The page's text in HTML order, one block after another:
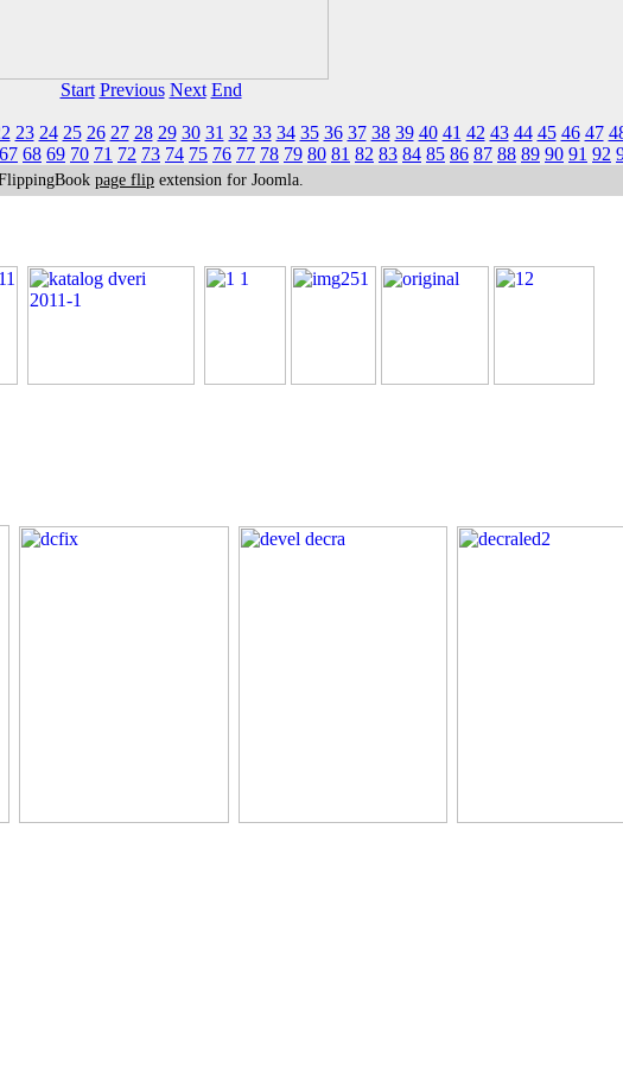
Start Previous Next End
23 24 25 26 27 28 29 30 31 32 33 34 35 36 37 38 39 40 41 42 43 44 45 46 47
67 68 69 70 71 72 73 74 75 76 77 78 79 80 81 82 83 84 85 86 87 88 89 90 91 92
page flip extension for Joomla.